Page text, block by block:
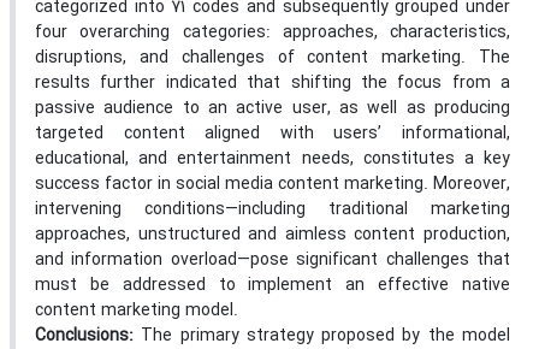
categorized into 71 codes and subsequently grouped under
four overarching categories: approaches, characteristics,
disruptions, and challenges of content marketing. The
results further indicated that shifting the focus from a
passive audience to an active user, as well as producing
targeted content aligned with users’ informational,
educational, and entertainment needs, constitutes a key
success factor in social media content marketing. Moreover,
intervening conditions—including traditional marketing
approaches, unstructured and aimless content production,
and information overload—pose significant challenges that
must be addressed to implement an effective native
content marketing model.
Conclusions: The primary strategy proposed by the model